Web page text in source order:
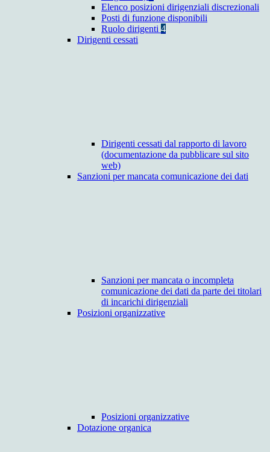
Elenco posizioni dirigenziali discrezionali
Posti di funzione disponibili
Ruolo dirigenti 4
Dirigenti cessati
Dirigenti cessati dal rapporto di lavoro
(documentazione da pubblicare sul sito
web)
Sanzioni per mancata comunicazione dei dati
Sanzioni per mancata o incompleta
comunicazione dei dati da parte dei titolari
di incarichi dirigenziali
Posizioni organizzative
Posizioni organizzative
Dotazione organica